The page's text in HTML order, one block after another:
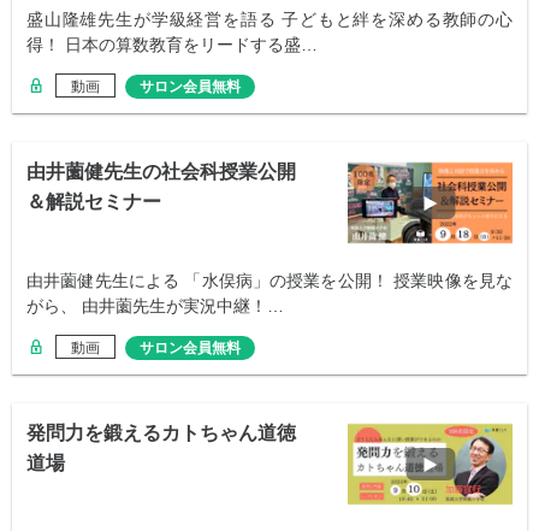
盛山隆雄先生が学級経営を語る 子どもと絆を深める教師の心
得！ 日本の算数教育をリードする盛…
動画 サロン会員無料
由井薗健先生の社会科授業公開
＆解説セミナー
由井薗健先生による 「水俣病」の授業を公開！ 授業映像を見な
がら、 由井薗先生が実況中継！…
動画 サロン会員無料
発問力を鍛えるカトちゃん道徳
道場